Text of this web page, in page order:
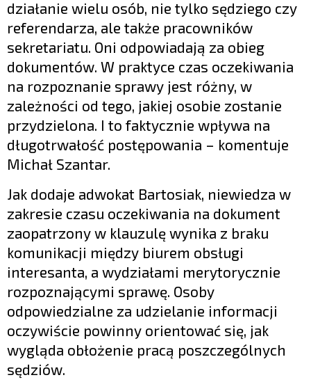
działanie wielu osób, nie tylko sędziego czy
referendarza, ale także pracowników
sekretariatu. Oni odpowiadają za obieg
dokumentów. W praktyce czas oczekiwania
na rozpoznanie sprawy jest różny, w
zależności od tego, jakiej osobie zostanie
przydzielona. I to faktycznie wpływa na
długotrwałość postępowania – komentuje
Michał Szantar.
Jak dodaje adwokat Bartosiak, niewiedza w
zakresie czasu oczekiwania na dokument
zaopatrzony w klauzulę wynika z braku
komunikacji między biurem obsługi
interesanta, a wydziałami merytorycznie
rozpoznającymi sprawę. Osoby
odpowiedzialne za udzielanie informacji
oczywiście powinny orientować się, jak
wygląda obłożenie pracą poszczególnych
sędziów.